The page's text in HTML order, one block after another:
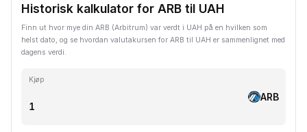
Historisk kalkulator for ARB til UAH
Finn ut hvor mye din ARB (Arbitrum) var verdt i UAH på en hvilken som
helst dato, og se hvordan valutakursen for ARB til UAH er sammenlignet med
dagens verdi.
Kjøp
ARB